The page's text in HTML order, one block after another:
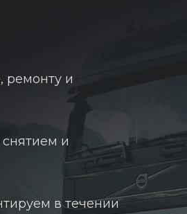
ремонту и
и
в течении